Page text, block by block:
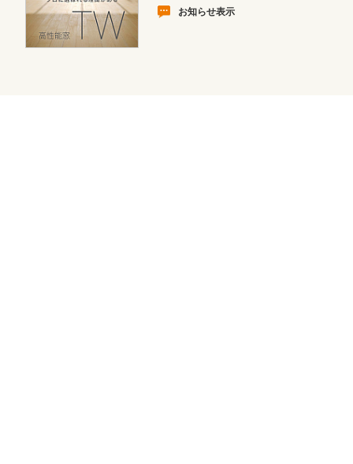
お知らせ表示